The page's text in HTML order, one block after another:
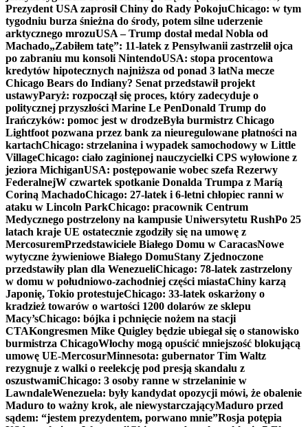
Prezydent USA zaprosił Chiny do Rady PokojuChicago: w tym
tygodniu burza śnieżna do środy, potem silne uderzenie
arktycznego mrozuUSA – Trump dostał medal Nobla od
Machado„Zabiłem tatę”: 11-latek z Pensylwanii zastrzelił ojca
po zabraniu mu konsoli NintendoUSA: stopa procentowa
kredytów hipotecznych najniższa od ponad 3 latNa mecze
Chicago Bears do Indiany? Senat przedstawił projekt
ustawyParyż: rozpoczął się proces, który zadecyduje o
politycznej przyszłości Marine Le PenDonald Trump do
Irańczyków: pomoc jest w drodzeByła burmistrz Chicago
Lightfoot pozwana przez bank za nieuregulowane płatności na
kartachChicago: strzelanina i wypadek samochodowy w Little
VillageChicago: ciało zaginionej nauczycielki CPS wyłowione z
jeziora MichiganUSA: postępowanie wobec szefa Rezerwy
FederalnejW czwartek spotkanie Donalda Trumpa z Maríą
Coriną MachadoChicago: 27-latek i 6-letni chłopiec ranni w
ataku w Lincoln ParkChicago: pracownik Centrum
Medycznego postrzelony na kampusie Uniwersytetu RushPo 25
latach kraje UE ostatecznie zgodziły się na umowę z
MercosuremPrzedstawiciele Białego Domu w CaracasNowe
wytyczne żywieniowe Białego DomuStany Zjednoczone
przedstawiły plan dla WenezueliChicago: 78-latek zastrzelony
w domu w południowo-zachodniej części miastaChiny karzą
Japonię, Tokio protestujeChicago: 33-latek oskarżony o
kradzież towarów o wartości 1200 dolarów ze sklepu
Macy’sChicago: bójka i pchnięcie nożem na stacji
CTAKongresmen Mike Quigley będzie ubiegał się o stanowisko
burmistrza ChicagoWłochy mogą opuścić mniejszość blokującą
umowę UE-MercosurMinnesota: gubernator Tim Waltz
rezygnuje z walki o reelekcję pod presją skandalu z
oszustwamiChicago: 3 osoby ranne w strzelaninie w
LawndaleWenezuela: były kandydat opozycji mówi, że obalenie
Maduro to ważny krok, ale niewystarczającyMaduro przed
sądem: “jestem prezydentem, porwano mnie”Rosja potępia